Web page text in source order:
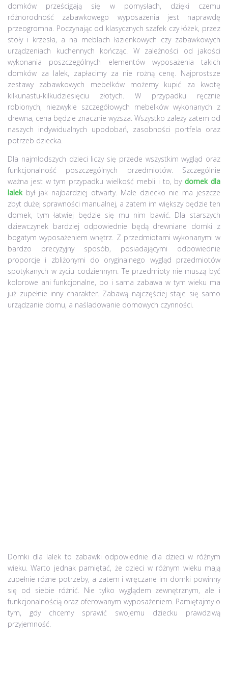
domków prześcigają się w pomysłach, dzięki czemu
różnorodność zabawkowego wyposażenia jest naprawdę
przeogromna. Poczynając od klasycznych szafek czy łóżek, przez
stoły i krzesła, a na meblach łazienkowych czy zabawkowych
urządzeniach kuchennych kończąc. W zależności od jakości
wykonania poszczególnych elementów wyposażenia takich
domków za lalek, zapłacimy za nie rożną cenę. Najprostsze
zestawy zabawkowych mebelków możemy kupić za kwotę
kilkunastu-kilkudziesięciu złotych. W przypadku ręcznie
robionych, niezwykle szczegółowych mebelków wykonanych z
drewna, cena będzie znacznie wyższa. Wszystko zależy zatem od
naszych indywidualnych upodobań, zasobności portfela oraz
potrzeb dziecka.
Dla najmłodszych dzieci liczy się przede wszystkim wygląd oraz
funkcjonalność poszczególnych przedmiotów. Szczególnie
ważna jest w tym przypadku wielkość mebli i to, bydomek dla
lalekbył jak najbardziej otwarty. Małe dziecko nie ma jeszcze
zbyt dużej sprawności manualnej, a zatem im większy będzie ten
domek, tym łatwiej będzie się mu nim bawić. Dla starszych
dziewczynek bardziej odpowiednie będą drewniane domki z
bogatym wyposażeniem wnętrz. Z przedmiotami wykonanymi w
bardzo precyzyjny sposób, posiadającymi odpowiednie
proporcje i zbliżonymi do oryginalnego wygląd przedmiotów
spotykanych w życiu codziennym. Te przedmioty nie muszą być
kolorowe ani funkcjonalne, bo i sama zabawa w tym wieku ma
już zupełnie inny charakter. Zabawą najczęściej staje się samo
urządzanie domu, a naśladowanie domowych czynności.
Domki dla lalek to zabawki odpowiednie dla dzieci w różnym
wieku. Warto jednak pamiętać, że dzieci w różnym wieku mają
zupełnie różne potrzeby, a zatem i wręczane im domki powinny
się od siebie różnić. Nie tylko wyglądem zewnętrznym, ale i
funkcjonalnością oraz oferowanym wyposażeniem. Pamiętajmy o
tym, gdy chcemy sprawić swojemu dziecku prawdziwą
przyjemność.